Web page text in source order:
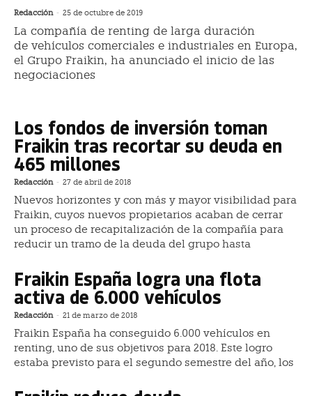
Redacción - 25 de octubre de 2019
La compañía de renting de larga duración
de vehículos comerciales e industriales en Europa,
el Grupo Fraikin, ha anunciado el inicio de las
negociaciones
Los fondos de inversión toman
Fraikin tras recortar su deuda en
465 millones
Redacción - 27 de abril de 2018
Nuevos horizontes y con más y mayor visibilidad para
Fraikin, cuyos nuevos propietarios acaban de cerrar
un proceso de recapitalización de la compañía para
reducir un tramo de la deuda del grupo hasta
Fraikin España logra una flota
activa de 6.000 vehículos
Redacción - 21 de marzo de 2018
Fraikin España ha conseguido 6.000 vehículos en
renting, uno de sus objetivos para 2018. Este logro
estaba previsto para el segundo semestre del año, los